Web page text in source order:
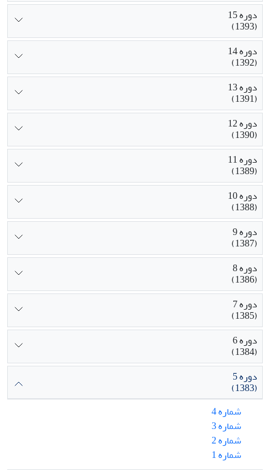
دوره 15
(1393)
دوره 14
(1392)
دوره 13
(1391)
دوره 12
(1390)
دوره 11
(1389)
دوره 10
(1388)
دوره 9
(1387)
دوره 8
(1386)
دوره 7
(1385)
دوره 6
(1384)
دوره 5
(1383)
شماره 4
شماره 3
شماره 2
شماره 1